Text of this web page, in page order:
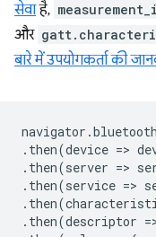
सेवाहै,
और
बारे में उपयोगकर्ता की
navigator .bluetooth
. then(device =>
. then(server =>
. then(service =>
. then(
. then(descriptor =